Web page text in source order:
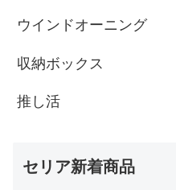
ウインドオーニング
収納ボックス
推し活
セリア新着商品